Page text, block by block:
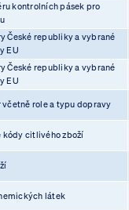
kontrolních pásek pro
České republiky a vybrané
EU
České republiky a vybrané
EU
včetně role a typu dopravy
kódy citlivého zboží
látek